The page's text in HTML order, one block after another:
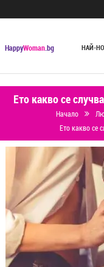
HappyWoman.bg НАЙ-
Ето какво се
Начало
Ето какво се